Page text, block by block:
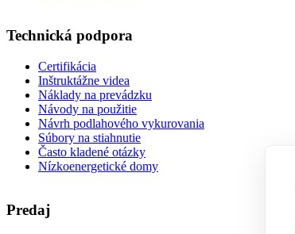
Technická podpora
Certifikácia
Inštruktážne videa
Náklady na prevádzku
Návody na použitie
Návrh podlahového vykurovania
Súbory na stiahnutie
Často kladené otázky
Nízkoenergetické domy
Predaj